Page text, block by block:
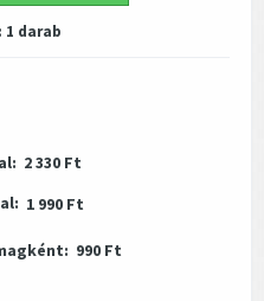
1 darab
2 330 Ft
1 990 Ft
990 Ft